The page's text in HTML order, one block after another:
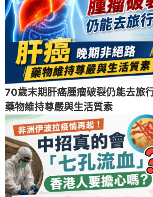
70歲末期肝癌腫瘤破裂仍能去旅
藥物維持尊嚴與生活質素